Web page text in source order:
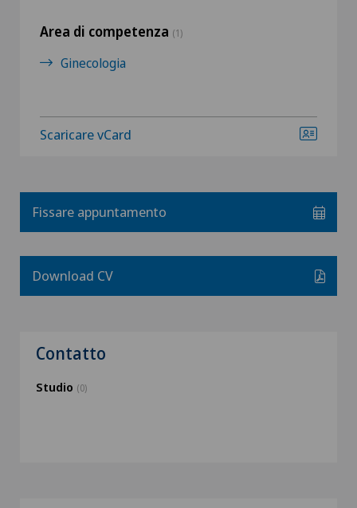
Area di competenza (1)
Ginecologia
Scaricare vCard
Fissare appuntamento
Download CV
Contatto
Studio (0)